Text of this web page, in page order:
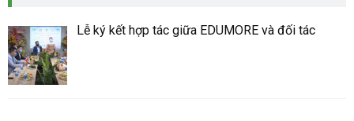
Lễ ký kết hợp tác giữa EDUMORE và đối tác